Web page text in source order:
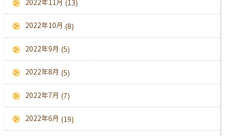
2022年11月 (13)
2022年10月 (8)
2022年9月 (5)
2022年8月 (5)
2022年7月 (7)
2022年6月 (19)